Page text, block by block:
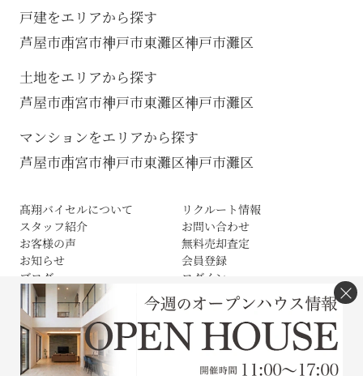
戸建をエリアから探す
芦屋市西宮市神戸市東灘区神戸市灘区
土地をエリアから探す
芦屋市西宮市神戸市東灘区神戸市灘区
マンションをエリアから探す
芦屋市西宮市神戸市東灘区神戸市灘区
髙翔バイセルについて
リクルート情報
スタッフ紹介
お問い合わせ
お客様の声
無料売却査定
お知らせ
会員登録
ブログ
ログイン
サイトマップ 利用規約プライバシーポリシー
Cookieの取扱いについて
(c) 株式会社高翔バイセル All Rights Reserved.
×